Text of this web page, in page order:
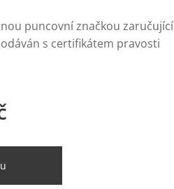
puncovní značkou zaručující
s certifikátem pravosti